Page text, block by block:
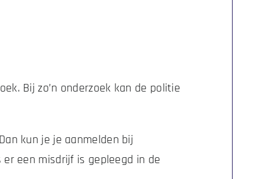
Bij zo’n onderzoek kan de politie
kun je je aanmelden bij
een misdrijf is gepleegd in de